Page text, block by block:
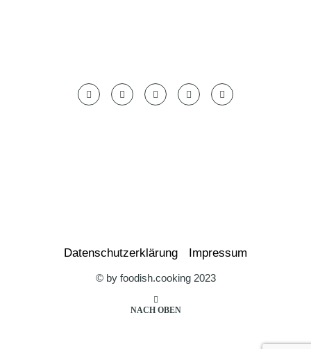
Datenschutzerklärung Impressum
© by foodish.cooking 2023
NACH OBEN